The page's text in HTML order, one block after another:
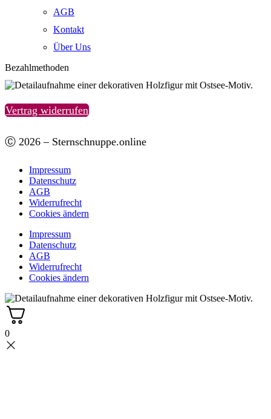
AGB
Kontakt
Über Uns
Bezahlmethoden
Vertrag widerrufen
Ⓒ 2026 – Sternschnuppe.online
Impressum
Datenschutz
AGB
Widerrufrecht
Cookies ändern
Impressum
Datenschutz
AGB
Widerrufrecht
Cookies ändern
0